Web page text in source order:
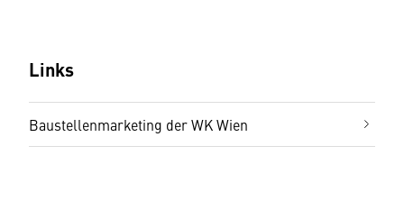
Links
Baustellenmarketing der WK Wien